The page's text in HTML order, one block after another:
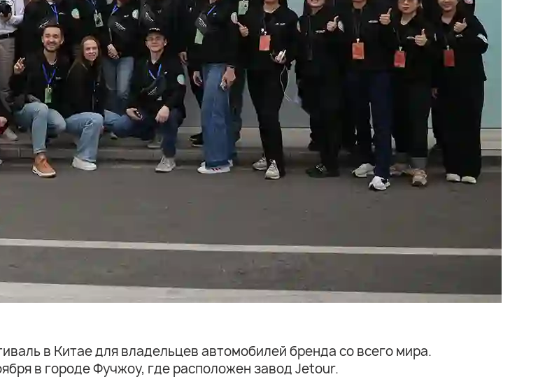
в Китае для владельцев автомобилей бренда со всего мира.
в городе Фучжоу, где расположен завод Jetour.